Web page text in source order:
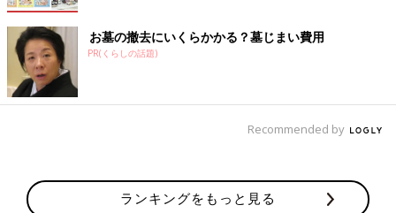
「頭出るよー！おへその方見てー！」
5:26
爆誕！
出てくるところメガネ外されたからぼんやりとしか見えず…
「（会陰）切りました？」と院長先生に聞く
「切りました」
お墓の撤去にいくらかかる？墓じまい費用
PR(くらしの話題)
Recommended by
ランキングをもっと見る